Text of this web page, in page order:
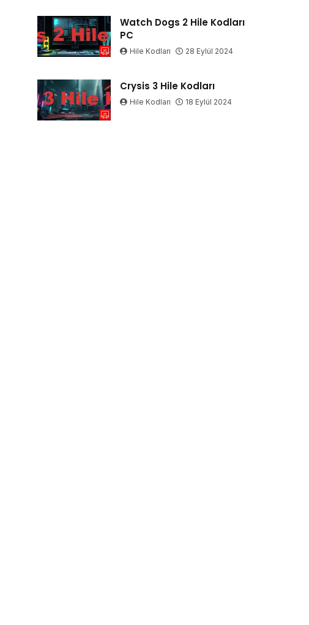
Watch Dogs 2 Hile Kodları
PC
Hile Kodları 28 Eylül 2024
Crysis 3 Hile Kodları
Hile Kodları 18 Eylül 2024